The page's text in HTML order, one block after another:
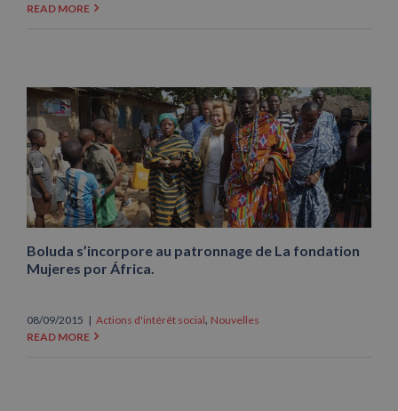
READ MORE
Boluda s’incorpore au patronnage de La fondation
Mujeres por África.
08/09/2015 | Actions d'intérêt social, Nouvelles
READ MORE